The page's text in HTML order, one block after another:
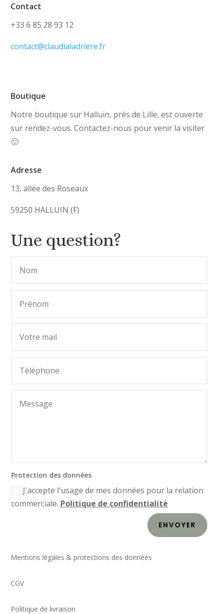
Contact
+33 6 85 28 93 12
contact@claudialadriere.fr
Boutique
Notre boutique sur Halluin, près de Lille, est ouverte
sur rendez-vous. Contactez-nous pour venir la visiter
🙂
Adresse
13, allée des Roseaux
59250 HALLUIN (F)
Une question?
Protection des données
J'accepte l'usage de mes données pour la relation
commerciale. Politique de confidentialité
ENVOYER
Mentions légales & protections des données
CGV
Politique de livraison